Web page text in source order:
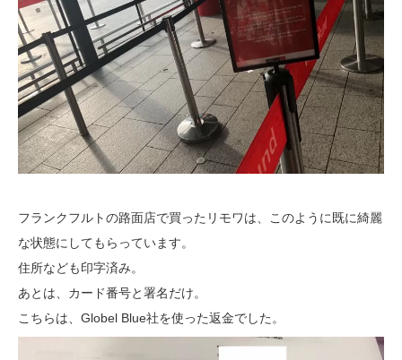
フランクフルトの路面店で買ったリモワは、このように既に綺麗
な状態にしてもらっています。
住所なども印字済み。
あとは、カード番号と署名だけ。
こちらは、Globel Blue社を使った返金でした。